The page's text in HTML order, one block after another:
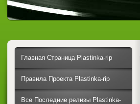
Главная Страница Plastinka-rip
Правила Проекта Plastinka-rip
Все Последние релизы Plastinka-